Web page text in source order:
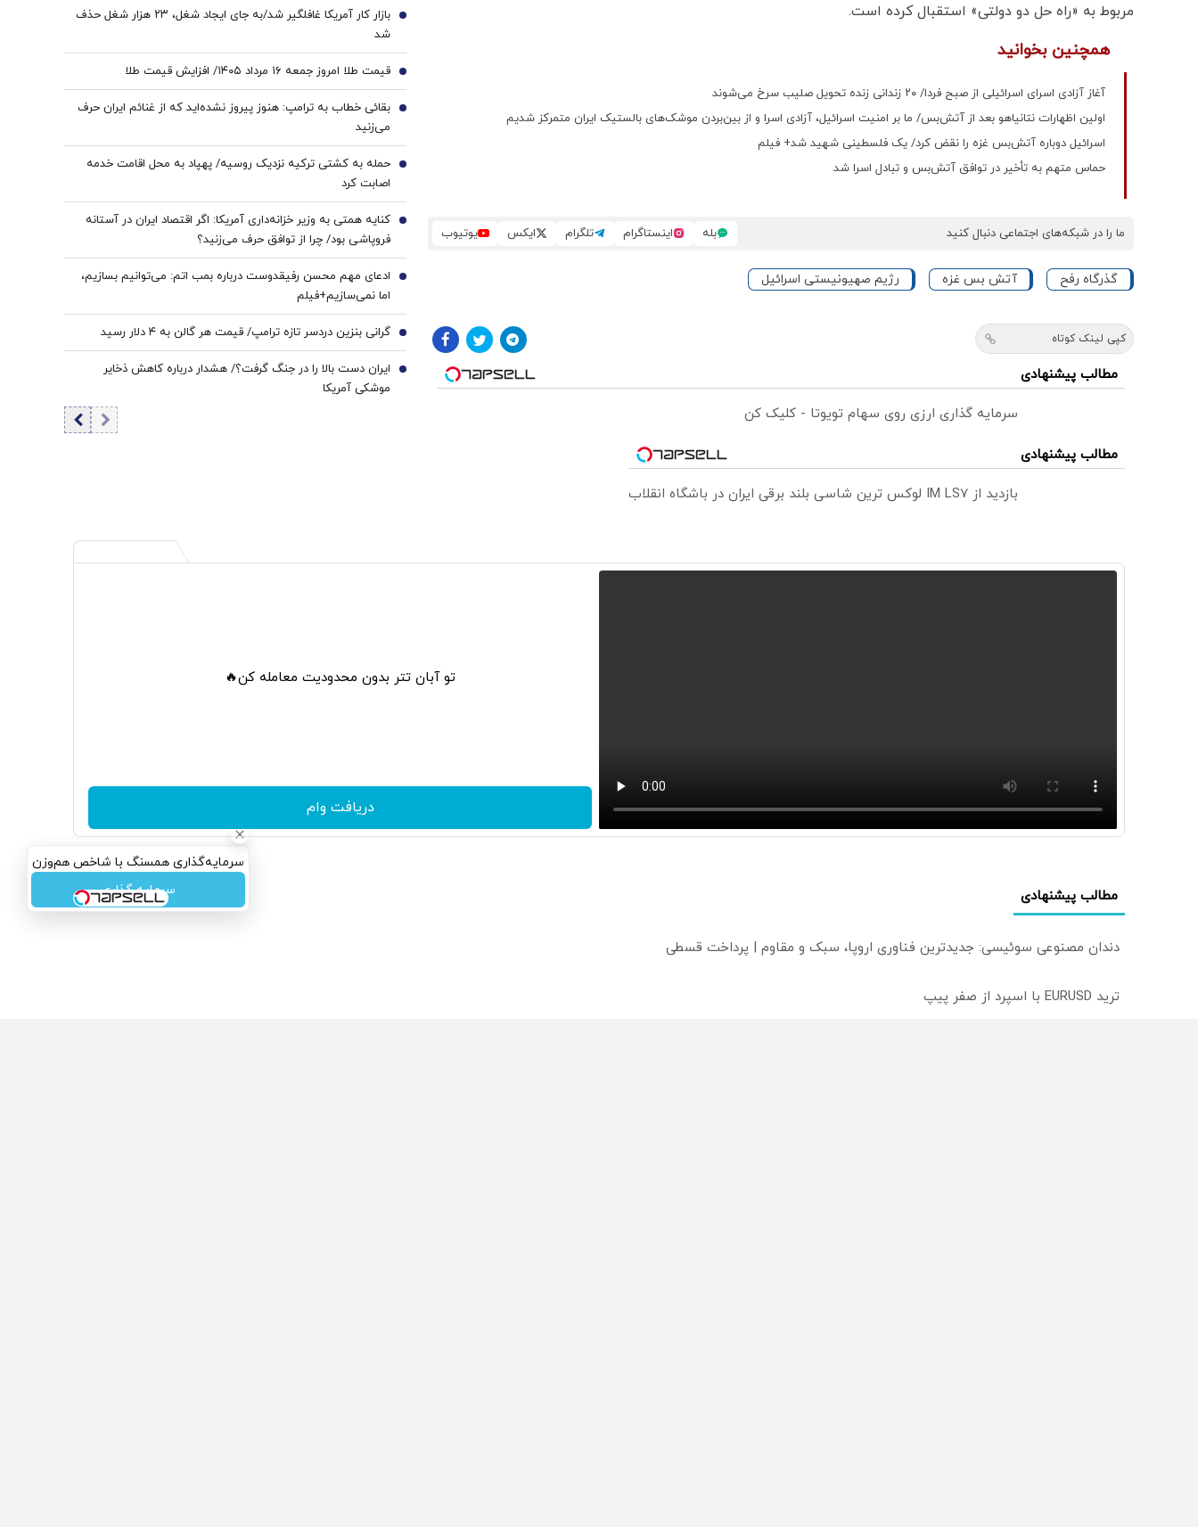
مربوط به «راه حل دو دولتی» استقبال کرده است.
همچنین بخوانید
آغاز آزادی اسرای اسرائیلی از صبح فردا/ ۲۰ زندانی زنده تحویل صلیب سرخ می‌شوند
اولین اظهارات نتانیاهو بعد از آتش‌بس/ ما بر امنیت اسرائیل، آزادی اسرا و از بین‌بردن موشک‌های بالستیک ایران متمرکز شدیم
اسرائیل دوباره آتش‌بس غزه را نقض کرد/ یک فلسطینی شهید شد+ فیلم
حماس متهم به تأخیر در توافق آتش‌بس و تبادل اسرا شد
ما را در شبکه‌های اجتماعی دنبال کنید بله اینستاگرام تلگرام ایکس یوتیوب
گذرگاه رفح آتش بس غزه رژیم صهیونیستی اسرائیل
کپی لینک کوتاه
مطالب پیشنهادی
سرمایه گذاری ارزی روی سهام تویوتا - کلیک کن
مطالب پیشنهادی
بازدید از IM LS7 لوکس ترین شاسی بلند برقی ایران در باشگاه انقلاب
سرمایه‌گذاری همسنگ با شاخص هم‌وزن
سرمایه گذاری
بازار کار آمریکا غافلگیر شد/به جای ایجاد شغل، ۲۳ هزار شغل حذف
شد
3
قیمت طلا امروز جمعه ۱۶ مرداد ۱۴۰۵/ افزایش قیمت طلا 4
بقائی خطاب به ترامپ: هنوز پیروز نشده‌اید که از غنائم ایران حرف
می‌زنید
5
حمله به کشتی ترکیه نزدیک روسیه/ پهپاد به محل اقامت خدمه
اصابت کرد
6
کنایه همتی به وزیر خزانه‌داری آمریکا: اگر اقتصاد ایران در آستانه
فروپاشی بود/ چرا از توافق حرف می‌زنید؟
7
ادعای مهم محسن رفیقدوست درباره بمب اتم: می‌توانیم بسازیم،
اما نمی‌سازیم+فیلم
8
گرانی بنزین دردسر تازه ترامپ/ قیمت هر گالن به ۴ دلار رسید 9
ایران دست بالا را در جنگ گرفت؟/ هشدار درباره کاهش ذخایر
موشکی آمریکا
10
تو آبان تتر بدون محدودیت معامله کن🔥
دریافت وام
مطالب پیشنهادی
دندان مصنوعی سوئیسی: جدیدترین فناوری اروپا، سبک و مقاوم | پرداخت قسطی
ترید EURUSD با اسپرد از صفر پیپ